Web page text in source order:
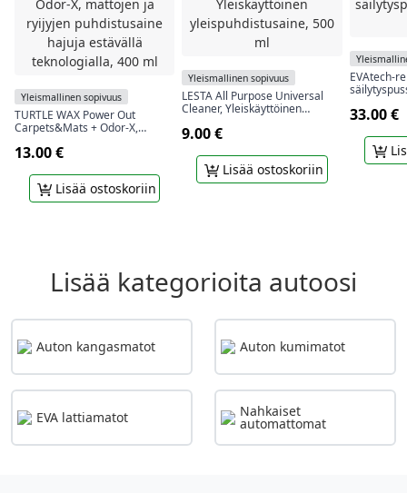
Yleismallinen sopivuus
TURTLE WAX Power Out
Carpets&Mats + Odor-X,
puhdistusaine hajuja estävällä
13.00 €
Lisää ostoskoriin
Yleismallinen sopivuus
LESTA All Purpose Universal
Cleaner, Yleiskäyttöinen
9.00 €
Lisää ostoskoriin
EVAtech-
33.00 €
Lisää kategorioita autoosi
Auton kangasmatot Auton kumimatot
EVA lattiamatot Nahkaiset
automattomat